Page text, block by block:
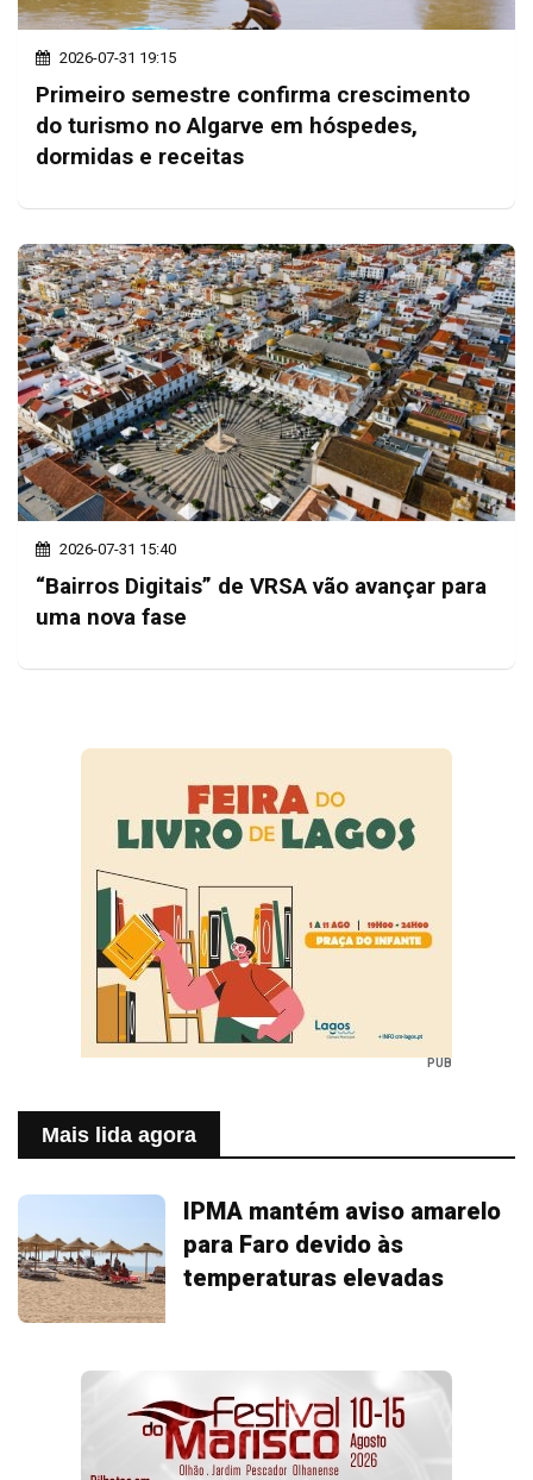
2026-07-31 19:15
Primeiro semestre confirma crescimento
do turismo no Algarve em hóspedes,
dormidas e receitas
2026-07-31 15:40
“Bairros Digitais” de VRSA vão avançar para
uma nova fase
PUB
Mais lida agora
IPMA mantém aviso amarelo
para Faro devido às
temperaturas elevadas